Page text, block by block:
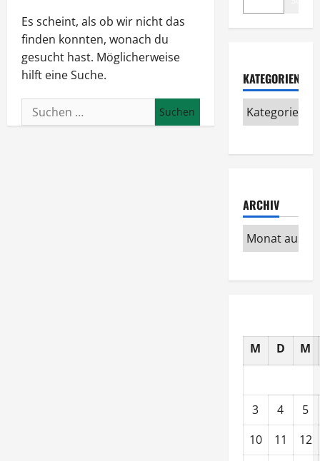
Es scheint, als ob wir nicht das
finden konnten, wonach du
gesucht hast. Möglicherweise
hilft eine Suche.
Suchen
nach:
KATEGORIEN
ARCHIV
M D M
3 4
5
10
11
12